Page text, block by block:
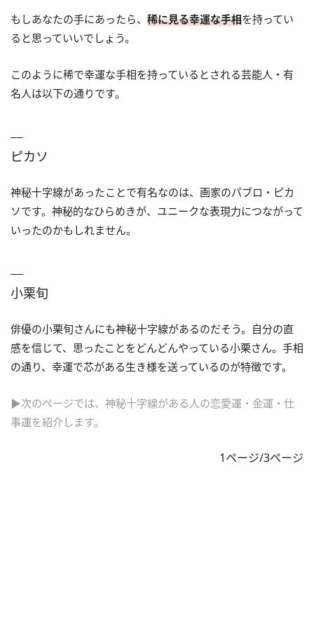
もしあなたの手にあったら、 稀に見る幸運な手相を持ってい
ると思っていいでしょう。
このように稀で幸運な手相を持っているとされる芸能人・有
名人は以下の通りです。
ピカソ
神秘十字線があったことで有名なのは、画家のパブロ・ピカ
ソです。神秘的なひらめきが、ユニークな表現力につながって
いったのかもしれません。
小栗旬
俳優の小栗旬さんにも神秘十字線があるのだそう。自分の直
感を信じて、思ったことをどんどんやっている小栗さん。手相
の通り、幸運で芯がある生き様を送っているのが特徴です。
▶次のページでは、神秘十字線がある人の恋愛運・金運・仕
事運を紹介します。
1ページ/3ページ